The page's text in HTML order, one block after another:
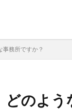
事務所ですか？
どのよう